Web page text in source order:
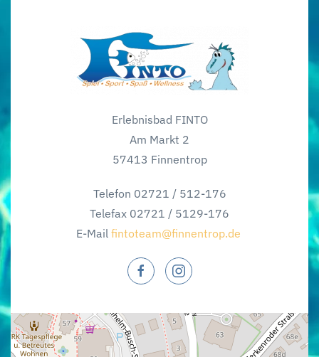
Erlebnisbad FINTO
Am Markt 2
57413 Finnentrop
Telefon 02721 / 512-176
Telefax 02721 / 5129-176
E-Mail fintoteam@finnentrop.de